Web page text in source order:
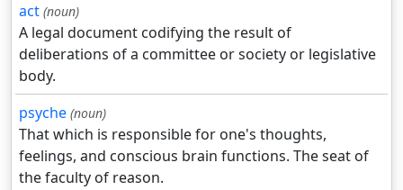
act (noun)
A legal document codifying the result of
deliberations of a committee or society or legislative
body.
psyche (noun)
That which is responsible for one's thoughts,
feelings, and conscious brain functions. The seat of
the faculty of reason.